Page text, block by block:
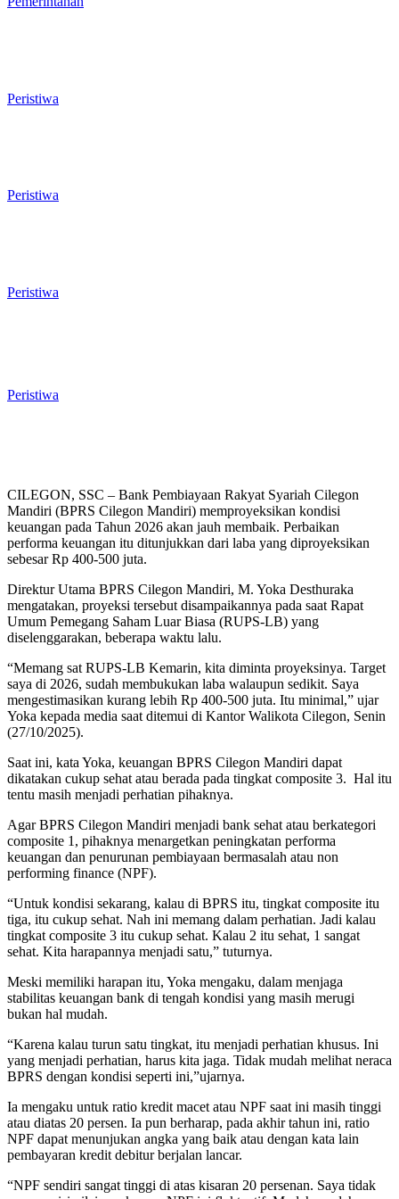
Peristiwa
Peristiwa
Peristiwa
Peristiwa
CILEGON, SSC – Bank Pembiayaan Rakyat Syariah Cilegon
Mandiri (BPRS Cilegon Mandiri) memproyeksikan kondisi
keuangan pada Tahun 2026 akan jauh membaik. Perbaikan
performa keuangan itu ditunjukkan dari laba yang diproyeksikan
sebesar Rp 400-500 juta.
Direktur Utama BPRS Cilegon Mandiri, M. Yoka Desthuraka
mengatakan, proyeksi tersebut disampaikannya pada saat Rapat
Umum Pemegang Saham Luar Biasa (RUPS-LB) yang
diselenggarakan, beberapa waktu lalu.
“Memang sat RUPS-LB Kemarin, kita diminta proyeksinya. Target
saya di 2026, sudah membukukan laba walaupun sedikit. Saya
mengestimasikan kurang lebih Rp 400-500 juta. Itu minimal,” ujar
Yoka kepada media saat ditemui di Kantor Walikota Cilegon, Senin
(27/10/2025).
Saat ini, kata Yoka, keuangan BPRS Cilegon Mandiri dapat
dikatakan cukup sehat atau berada pada tingkat composite 3. Hal itu
tentu masih menjadi perhatian pihaknya.
Agar BPRS Cilegon Mandiri menjadi bank sehat atau berkategori
composite 1, pihaknya menargetkan peningkatan performa
keuangan dan penurunan pembiayaan bermasalah atau non
performing finance (NPF).
“Untuk kondisi sekarang, kalau di BPRS itu, tingkat composite itu
tiga, itu cukup sehat. Nah ini memang dalam perhatian. Jadi kalau
tingkat composite 3 itu cukup sehat. Kalau 2 itu sehat, 1 sangat
sehat. Kita harapannya menjadi satu,” tuturnya.
Meski memiliki harapan itu, Yoka mengaku, dalam menjaga
stabilitas keuangan bank di tengah kondisi yang masih merugi
bukan hal mudah.
“Karena kalau turun satu tingkat, itu menjadi perhatian khusus. Ini
yang menjadi perhatian, harus kita jaga. Tidak mudah melihat neraca
BPRS dengan kondisi seperti ini,”ujarnya.
Ia mengaku untuk ratio kredit macet atau NPF saat ini masih tinggi
atau diatas 20 persen. Ia pun berharap, pada akhir tahun ini, ratio
NPF dapat menunjukan angka yang baik atau dengan kata lain
pembayaran kredit debitur berjalan lancar.
“NPF sendiri sangat tinggi di atas kisaran 20 persenan. Saya tidak